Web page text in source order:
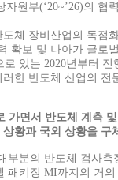
자원부(‘20~’26)의
체 장비산업의 독점
확보 및 나아가 글
있는 2020년부터
한 반도체 산업의
가면서 반도체 계측
황과 국외 상황을
부분의 반도체 검사
패키징 MI까지의 거